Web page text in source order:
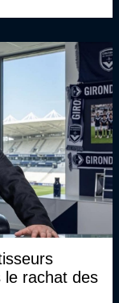
le rachat des